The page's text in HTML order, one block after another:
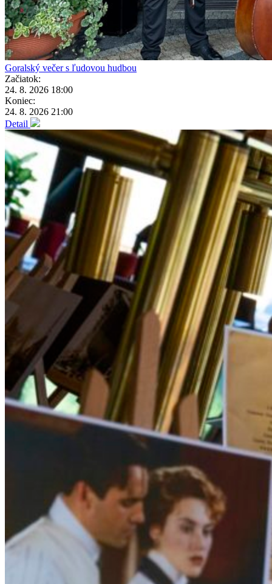
Goralský večer s ľudovou hudbou
Začiatok:
24. 8. 2026 18:00
Koniec:
24. 8. 2026 21:00
Detail